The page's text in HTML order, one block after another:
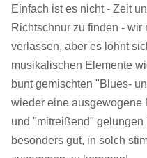
Einfach ist es nicht - Zeit
Richtschnur zu finden -
verlassen, aber es lohnt
musikalischen Elemente
bunt gemischten "Blues-
wieder eine ausgewogene
und "mitreißend" gelungen
besonders gut, in solch